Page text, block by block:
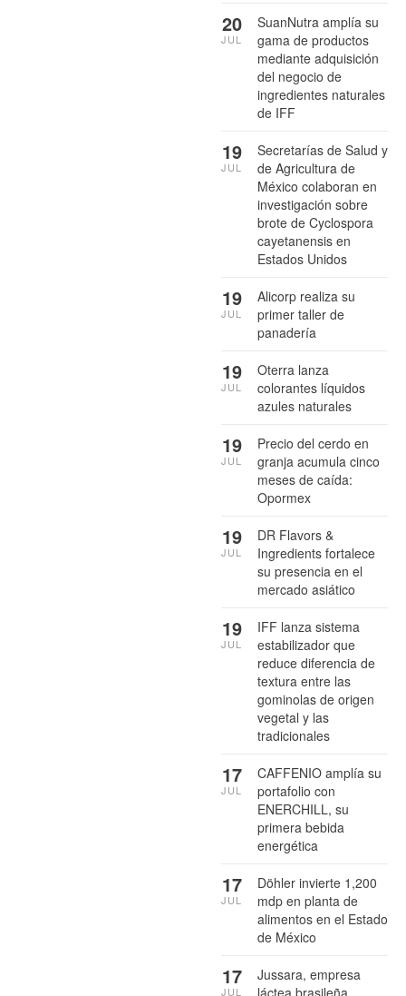
SuanNutra amplía su
gama de productos
mediante adquisición
del negocio de
ingredientes naturales
de IFF
20
JUL
Secretarías de Salud y
de Agricultura de
México colaboran en
investigación sobre
brote de Cyclospora
cayetanensis en
Estados Unidos
19
JUL
Alicorp realiza su
primer taller de
panadería
19
JUL
Oterra lanza
colorantes líquidos
azules naturales
19
JUL
Precio del cerdo en
granja acumula cinco
meses de caída:
Opormex
19
JUL
DR Flavors &
Ingredients fortalece
su presencia en el
mercado asiático
19
JUL
IFF lanza sistema
estabilizador que
reduce diferencia de
textura entre las
gominolas de origen
vegetal y las
tradicionales
19
JUL
CAFFENIO amplía su
portafolio con
ENERCHILL, su
primera bebida
energética
17
JUL
Döhler invierte 1,200
mdp en planta de
alimentos en el Estado
de México
17
JUL
Jussara, empresa
láctea brasileña,
17
JUL